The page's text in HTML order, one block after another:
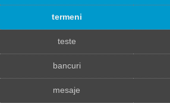
termeni
teste
bancuri
mesaje